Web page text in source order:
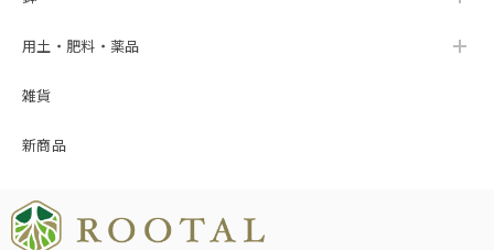
用土・肥料・薬品
雑貨
新商品